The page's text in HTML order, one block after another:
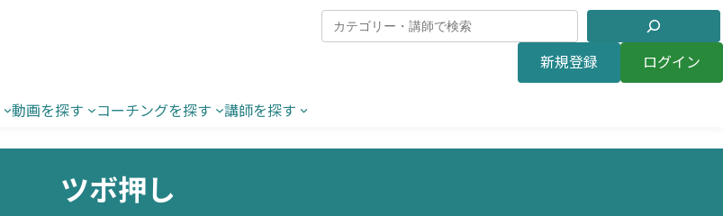
新規登録 ログイン
動画を探す コーチングを探す 講師を探す
ツボ押し